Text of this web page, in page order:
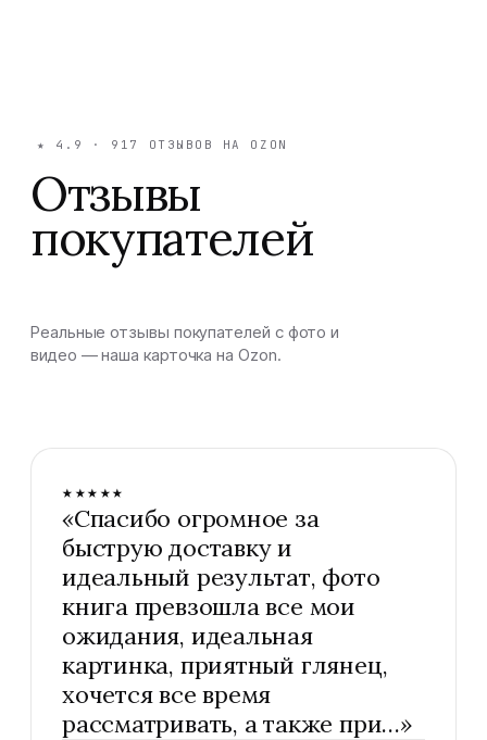
★ 4.9 · 917 ОТЗЫВОВ НА OZON
Отзывы
покупателей
Реальные отзывы покупателей с фото и
видео — наша карточка на Ozon.
★★★★★
«Спасибо огромное за
быструю доставку и
идеальный результат, фото
книга превзошла все мои
ожидания, идеальная
картинка, приятный глянец,
хочется все время
рассматривать, а также при…»